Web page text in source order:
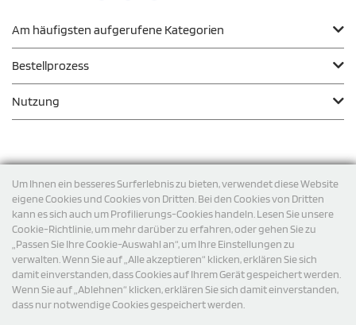
Um Ihnen ein besseres Surferlebnis zu bieten, verwendet diese Website
eigene Cookies und Cookies von Dritten. Bei den Cookies von Dritten
kann es sich auch um Profilierungs-Cookies handeln. Lesen Sie unsere
Cookie-Richtlinie, um mehr darüber zu erfahren, oder gehen Sie zu
„Passen Sie Ihre Cookie-Auswahl an“, um Ihre Einstellungen zu
verwalten. Wenn Sie auf „Alle akzeptieren“ klicken, erklären Sie sich
damit einverstanden, dass Cookies auf Ihrem Gerät gespeichert werden.
Wenn Sie auf „Ablehnen“ klicken, erklären Sie sich damit einverstanden,
dass nur notwendige Cookies gespeichert werden.
Am häufigsten aufgerufene Kategorien
Bestellprozess
Nutzung
Versand